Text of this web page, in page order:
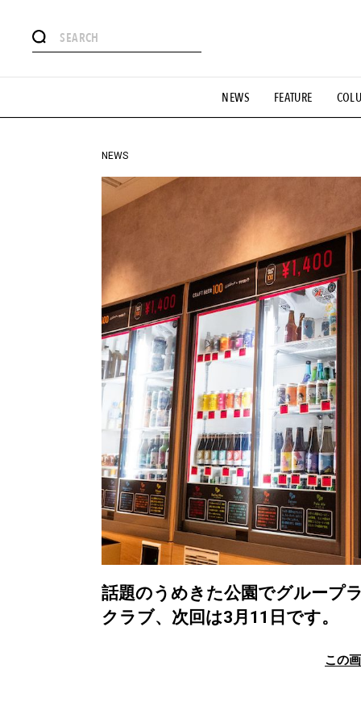
NEWS FEATURE
#憧れの逸品 #ESSENTIAL
#GH 銘品の所以 #フイナムのYouTube #Commune H
#HANDSOME HANDBOOK
NEWS
話題のうめきた公園でグループ
クラブ、次回は3月11日です。
この